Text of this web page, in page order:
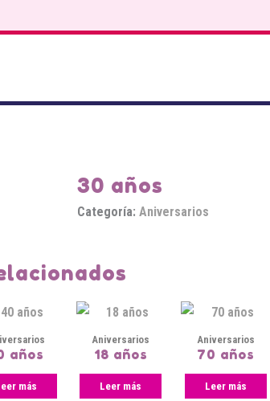
30 años
Categoría:Aniversarios
años
más
Aniversarios
18 años
Leer más
Aniversarios
70 años
Leer más